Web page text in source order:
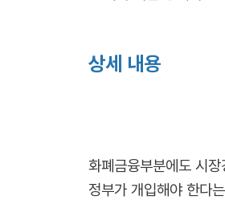
상세 내용
화폐금융부분에도 시
정부가 개입해야 한다